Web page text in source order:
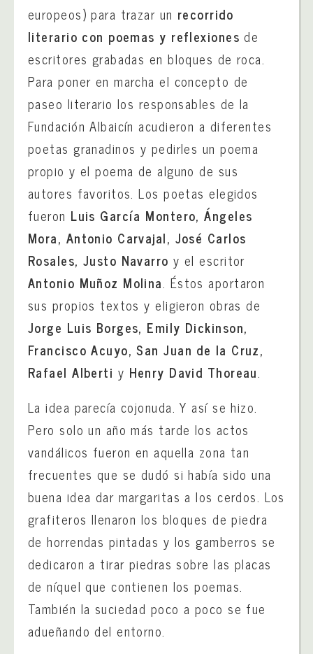
europeos) para trazar un recorrido
literario con poemas y reflexiones de
escritores grabadas en bloques de roca.
Para poner en marcha el concepto de
paseo literario los responsables de la
Fundación Albaicín acudieron a diferentes
poetas granadinos y pedirles un poema
propio y el poema de alguno de sus
autores favoritos. Los poetas elegidos
fueron Luis García Montero, Ángeles
Mora, Antonio Carvajal, José Carlos
Rosales, Justo Navarro y el escritor
Antonio Muñoz Molina. Éstos aportaron
sus propios textos y eligieron obras de
Jorge Luis Borges, Emily Dickinson,
Francisco Acuyo, San Juan de la Cruz,
Rafael Alberti y Henry David Thoreau.
La idea parecía cojonuda. Y así se hizo.
Pero solo un año más tarde los actos
vandálicos fueron en aquella zona tan
frecuentes que se dudó si había sido una
buena idea dar margaritas a los cerdos. Los
grafiteros llenaron los bloques de piedra
de horrendas pintadas y los gamberros se
dedicaron a tirar piedras sobre las placas
de níquel que contienen los poemas.
También la suciedad poco a poco se fue
adueñando del entorno.